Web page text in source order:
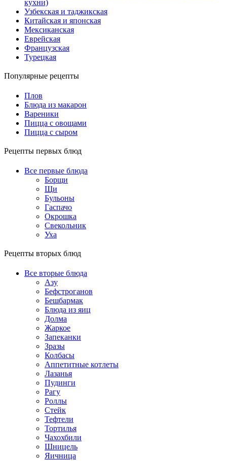
кухни)
Узбекская и таджикская
Китайская и японская
Мексиканская
Еврейская
Французская
Турецкая
Популярные рецепты
Плов
Блюда из макарон
Вареники
Пицца с овощами
Пицца с сыром
Рецепты первых блюд
Все первые блюда
Борщи
Щи
Бульоны
Гаспачо
Окрошка
Свекольник
Уха
Рецепты вторых блюд
Все вторые блюда
Азу
Бефстроганов
Бешбармак
Блюда из яиц
Долма
Жаркое
Запеканки
Зразы
Колбасы
Аппетитные котлеты
Лазанья
Пудинги
Рагу
Роллы
Стейк
Тефтели
Тортилья
Чахохбили
Шницель
Яичница